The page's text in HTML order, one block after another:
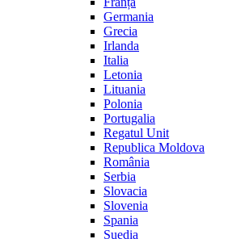
Germania
Grecia
Irlanda
Italia
Letonia
Lituania
Polonia
Portugalia
Regatul Unit
Republica Moldova
România
Serbia
Slovacia
Slovenia
Spania
Suedia